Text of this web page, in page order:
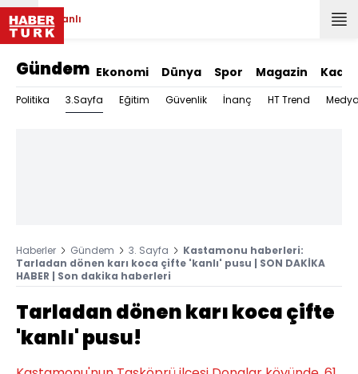
Canlı
Gündem Ekonomi Dünya Spor Magazin Kadın
Politika 3.Sayfa Eğitim Güvenlik İnanç HT Trend
Haberler Gündem 3. Sayfa
Kastamonu haberleri:
Tarladan dönen karı koca çifte 'kanlı' pusu | SON DAKİKA
HABER | Son dakika haberleri
Tarladan dönen karı koca çifte
'kanlı' pusu!